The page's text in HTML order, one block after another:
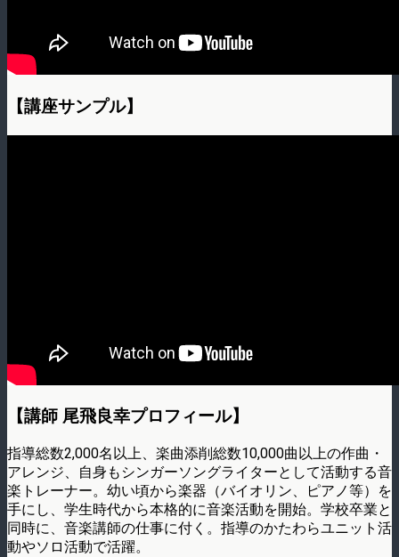
【講座サンプル】
【講師 尾飛良幸プロフィール】
指導総数2,000名以上、楽曲添削総数10,000曲以上の作曲・
アレンジ、自身もシンガーソングライターとして活動する音
楽トレーナー。幼い頃から楽器（バイオリン、ピアノ等）を
手にし、学生時代から本格的に音楽活動を開始。学校卒業と
同時に、音楽講師の仕事に付く。指導のかたわらユニット活
動やソロ活動で活躍。